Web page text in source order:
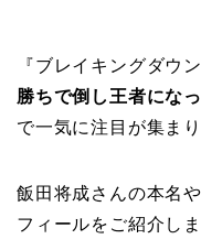
『ブレイキングダウ
勝ちで倒し王者にな
で一気に注目が集まり
飯田将成さんの本名
フィールをご紹介しま